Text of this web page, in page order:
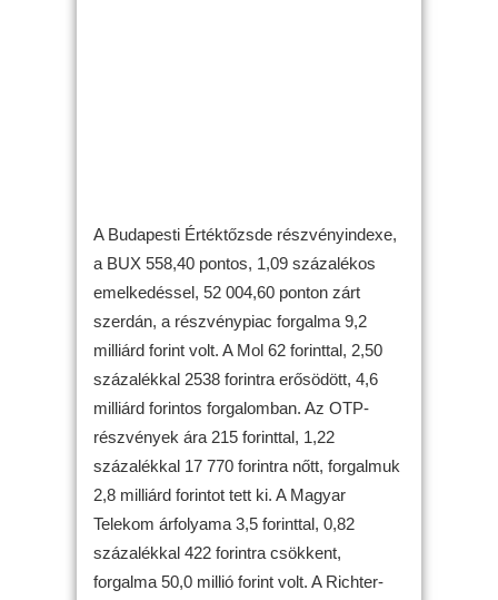
A Budapesti Értéktőzsde részvényindexe,
a BUX 558,40 pontos, 1,09 százalékos
emelkedéssel, 52 004,60 ponton zárt
szerdán, a részvénypiac forgalma 9,2
milliárd forint volt. A Mol 62 forinttal, 2,50
százalékkal 2538 forintra erősödött, 4,6
milliárd forintos forgalomban. Az OTP-
részvények ára 215 forinttal, 1,22
százalékkal 17 770 forintra nőtt, forgalmuk
2,8 milliárd forintot tett ki. A Magyar
Telekom árfolyama 3,5 forinttal, 0,82
százalékkal 422 forintra csökkent,
forgalma 50,0 millió forint volt. A Richter-